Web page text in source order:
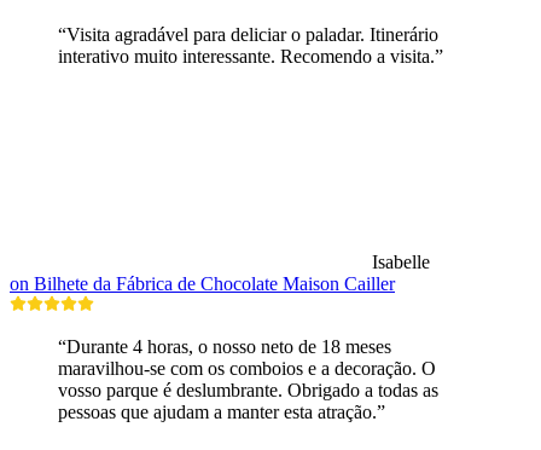
“Visita agradável para deliciar o paladar. Itinerário
interativo muito interessante. Recomendo a visita.”
Isabelle
on Bilhete da Fábrica de Chocolate Maison Cailler
“Durante 4 horas, o nosso neto de 18 meses
maravilhou-se com os comboios e a decoração. O
vosso parque é deslumbrante. Obrigado a todas as
pessoas que ajudam a manter esta atração.”